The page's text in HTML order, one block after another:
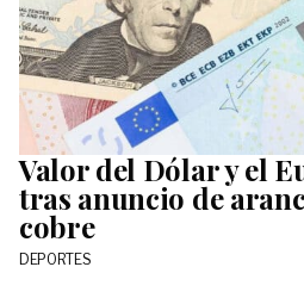
Valor del Dólar y el
tras anuncio de
cobre
DEPORTES